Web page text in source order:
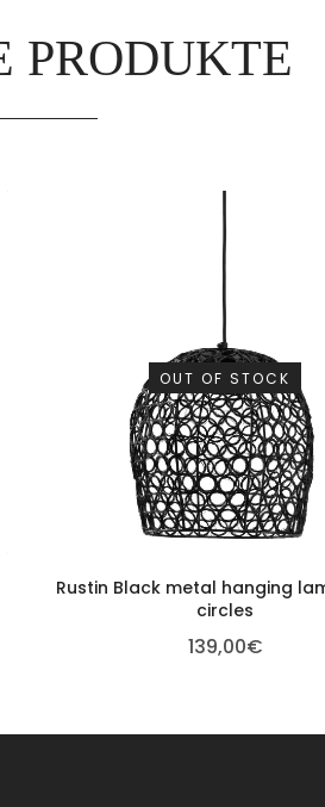
PRODUKTE
OUT OF STOCK
Rustin Black metal hanging
circles
139,00€